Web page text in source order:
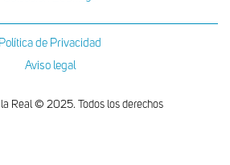
Política de Privacidad
Aviso legal
Real © 2025. Todos los derechos